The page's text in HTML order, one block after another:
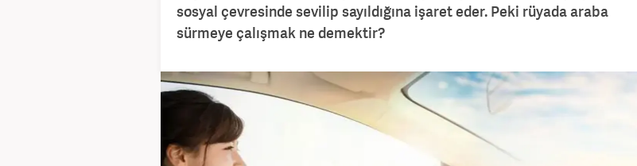
sosyal çevresinde sevilip sayıldığına işaret eder. Peki rüyada araba
sürmeye çalışmak ne demektir?